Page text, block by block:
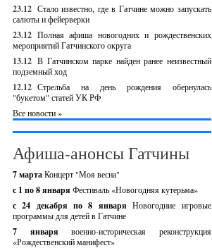
23.12 Стало известно, где в Гатчине можно запускать
салюты и фейерверки
23.12 Полная афиша новогодних и рождественских
мероприятий Гатчинского округа
13.12 В Гатчинском парке найден ранее неизвестный
подземный ход
12.12 Стрельба на день рождения обернулась
"букетом" статей УК РФ
Все новости »
Афиша-анонсы Гатчины
7 мартаКонцерт "Моя весна"
с 1 по 8 января Фестиваль «Новогодняя кутерьма»
с 24 декабря по 8 январяНовогодние игровые
программы для детей в Гатчине
7 январявоенно-историческая реконструкция
«Рождественский манифест»